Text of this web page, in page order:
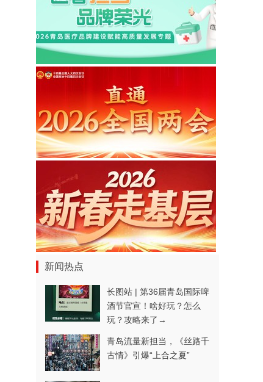
新闻热点
长图站 | 第36届青岛国际啤
酒节官宣！啥好玩？怎么
玩？攻略来了→
青岛流量新担当，《丝路千
古情》引爆“上合之夏”